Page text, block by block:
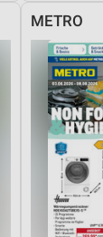
METRO
personalisierte
zur Auswahl
Personalisierung